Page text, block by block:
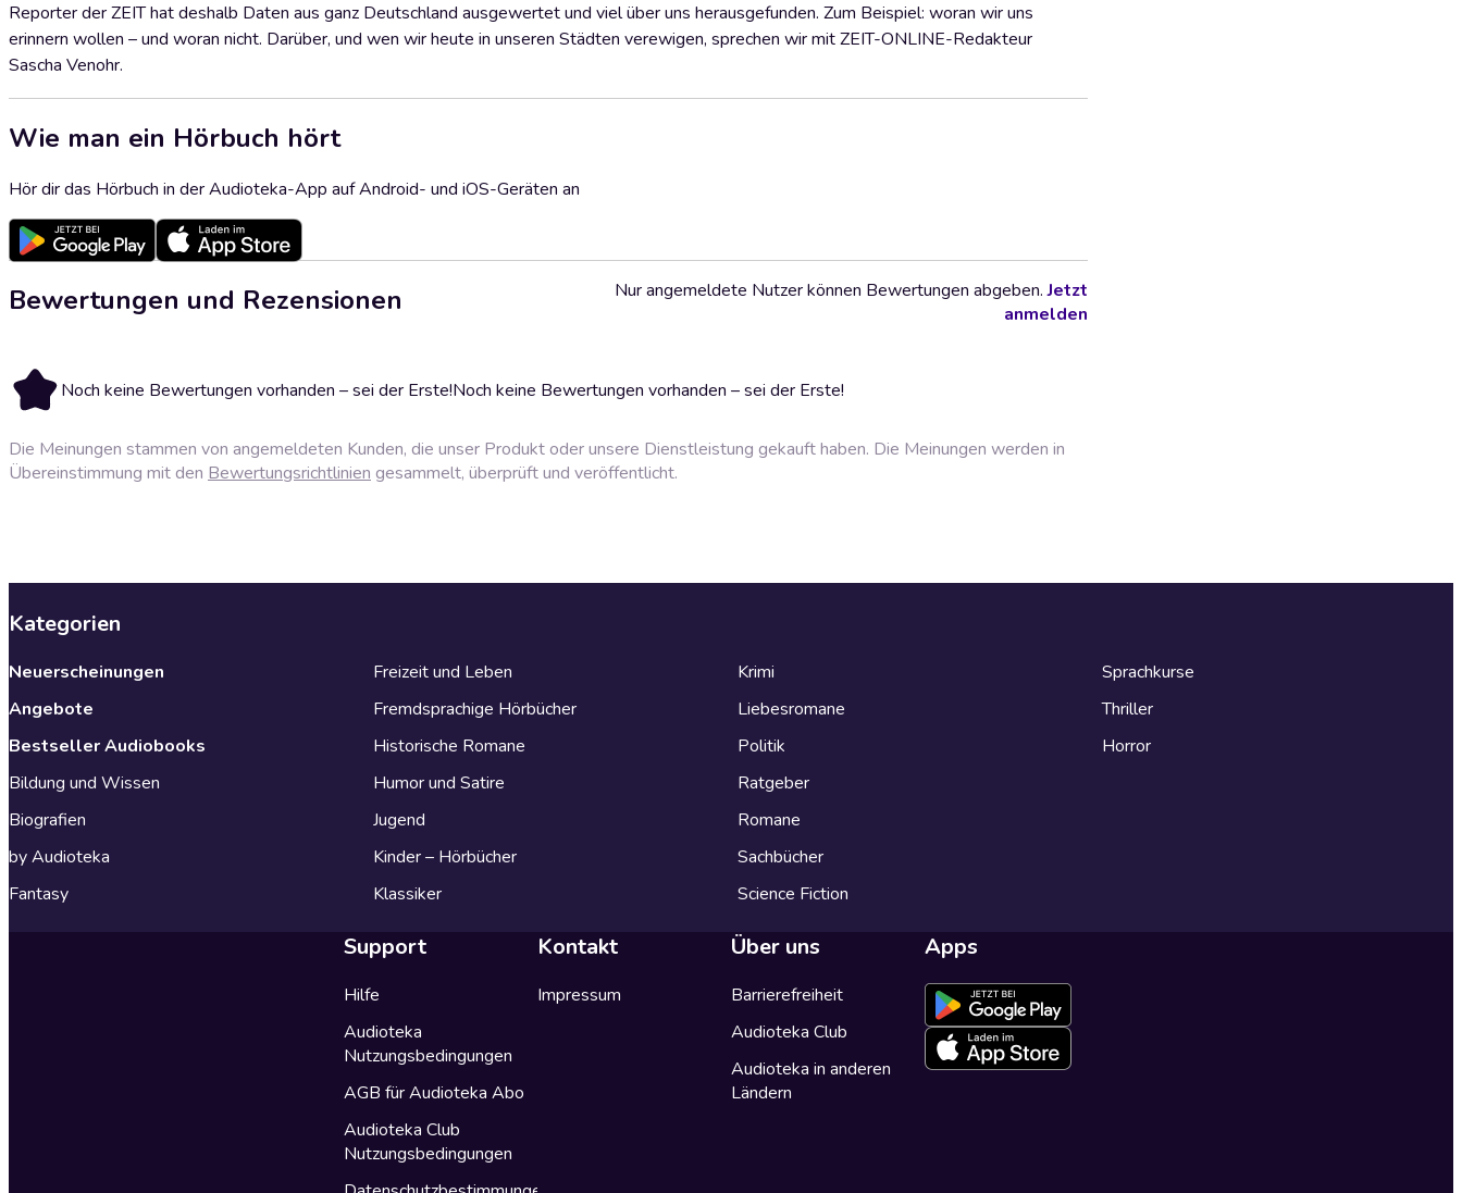
Reporter der ZEIT hat deshalb Daten aus ganz Deutschland ausgewertet und viel über uns herausgefunden. Zum Beispiel: woran wir uns
erinnern wollen – und woran nicht. Darüber, und wen wir heute in unseren Städten verewigen, sprechen wir mit ZEIT-ONLINE-Redakteur
Sascha Venohr.
Wie man ein Hörbuch hört
Hör dir das Hörbuch in der Audioteka-App auf Android- und iOS-Geräten an
Bewertungen und Rezensionen
Noch keine Bewertungen vorhanden – sei der Erste!Noch keine Bewertungen vorhanden – sei der Erste!
Nur angemeldete Nutzer können Bewertungen abgeben.Jetzt
anmelden
Die Meinungen stammen von angemeldeten Kunden, die unser Produkt oder unsere Dienstleistung gekauft haben. Die Meinungen werden in
Übereinstimmung mit den Bewertungsrichtlinien gesammelt, überprüft und veröffentlicht.
Kategorien
Neuerscheinungen
Angebote
Bestseller Audiobooks
Bildung und Wissen
Biografien
by Audioteka
Fantasy
Freizeit und Leben
Fremdsprachige Hörbücher
Historische Romane
Humor und Satire
Jugend
Kinder – Hörbücher
Klassiker
Krimi
Liebesromane
Politik
Ratgeber
Romane
Sachbücher
Science Fiction
Sprachkurse
Thriller
Horror
Support
Hilfe
Audioteka
Nutzungsbedingungen
AGB für Audioteka Abo
Audioteka Club
Nutzungsbedingungen
Kontakt
Impressum
Über uns
Barrierefreiheit
Audioteka Club
Audioteka in anderen
Ländern
Apps